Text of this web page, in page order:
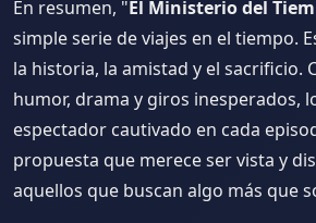
En resumen, "El Ministerio del
simple serie de viajes en el tiempo.
la historia, la amistad y el sacrificio.
humor, drama y giros inesperados,
espectador cautivado en cada
propuesta que merece ser vista y
aquellos que buscan algo más que